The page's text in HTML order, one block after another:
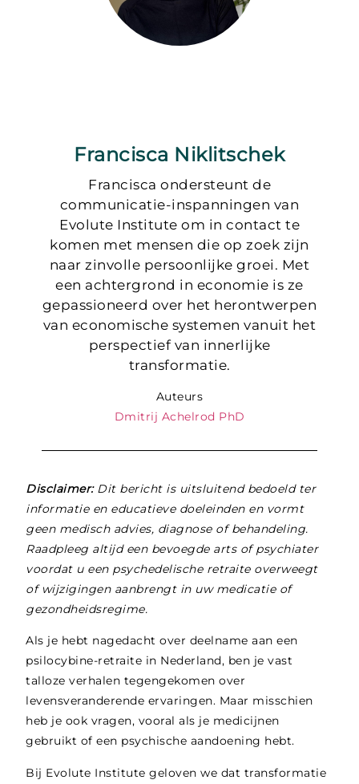
Francisca Niklitschek
Francisca ondersteunt de
communicatie-inspanningen van
Evolute Institute om in contact te
komen met mensen die op zoek zijn
naar zinvolle persoonlijke groei. Met
een achtergrond in economie is ze
gepassioneerd over het herontwerpen
van economische systemen vanuit het
perspectief van innerlijke
transformatie.
Auteurs
Dmitrij Achelrod PhD
Disclaimer:Dit bericht is uitsluitend bedoeld ter
informatie en educatieve doeleinden en vormt
geen medisch advies, diagnose of behandeling.
Raadpleeg altijd een bevoegde arts of psychiater
voordat u een psychedelische retraite overweegt
of wijzigingen aanbrengt in uw medicatie of
gezondheidsregime.
Als je hebt nagedacht over deelname aan een
psilocybine-retraite in Nederland, ben je vast
talloze verhalen tegengekomen over
levensveranderende ervaringen. Maar misschien
heb je ook vragen, vooral als je medicijnen
gebruikt of een psychische aandoening hebt.
Bij Evolute Institute geloven we dat transformatie